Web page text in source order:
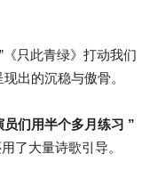
只此青绿》打动我们
出的沉稳与傲骨。
员们用半个多月练习 ”
了大量诗歌引导。